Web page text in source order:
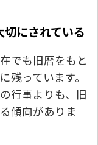
にされている
でも旧暦をもと
残っています。
行事よりも、旧
傾向がありま